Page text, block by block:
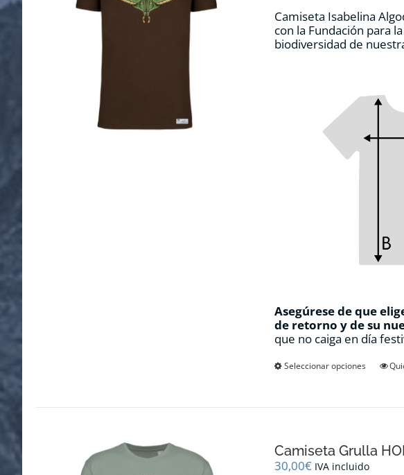
la
de
Camiseta Isabelina
con la Fundación para
biodiversidad de
Asegúrese de que
de retorno y de su
que no caiga en día
Seleccionar opciones
Este
Camiseta Grulla
30,00€ IVA incluido